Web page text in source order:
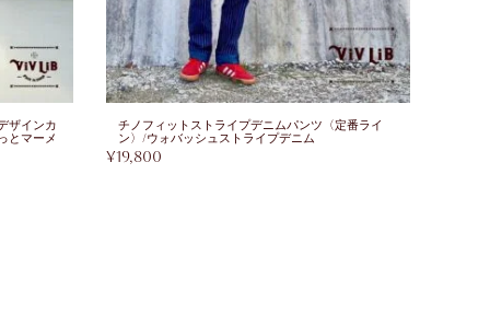
ザインカ
とマーメ
チノフィットストライプデニムパンツ〈定番ライ
ン〉/ウォバッシュストライプデニム
¥19,800